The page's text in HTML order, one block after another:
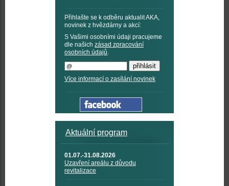
Přihlašte se k odběru aktualit AKA,
novinek z hvězdárny a akcí:
S Vašimi osobními údaji pracujeme
dle našich zásad zpracování
osobních údajů.
Více informací o zasílání novinek
Aktuální program
01.07.-31.08.2026
Uzavření areálu z důvodu
revitalizace